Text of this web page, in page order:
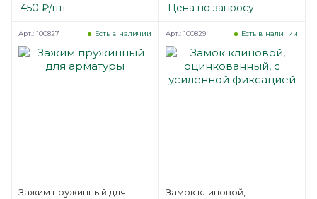
450 ₽/шт Цена по запросу
Зажим пружинный для
Есть в наличии
Арт.: 100827
Замок клиновой,
Есть в наличии
Арт.: 100829